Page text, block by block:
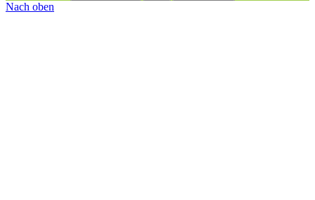
Nach oben